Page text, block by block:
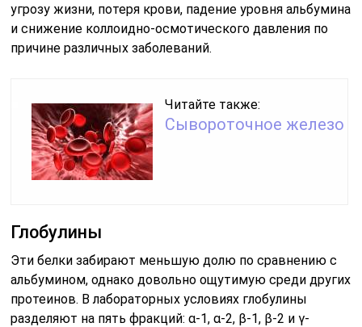
угрозу жизни, потеря крови, падение уровня альбумина
и снижение коллоидно-осмотического давления по
причине различных заболеваний.
Читайте также:
Сывороточное железо
Глобулины
Эти белки забирают меньшую долю по сравнению с
альбумином, однако довольно ощутимую среди других
протеинов. В лабораторных условиях глобулины
разделяют на пять фракций: α-1, α-2, β-1, β-2 и γ-